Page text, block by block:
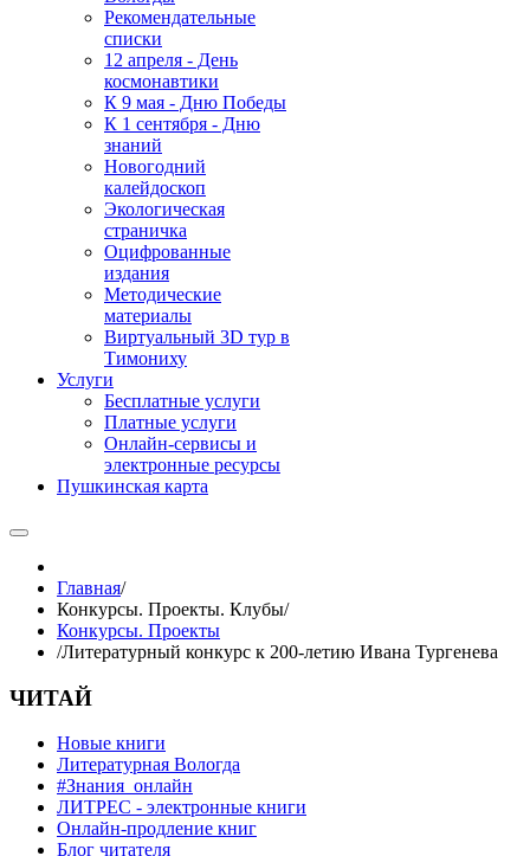
Рекомендательные
списки
12 апреля - День
космонавтики
К 9 мая - Дню Победы
К 1 сентября - Дню
знаний
Новогодний
калейдоскоп
Экологическая
страничка
Оцифрованные
издания
Методические
материалы
Виртуальный 3D тур в
Тимониху
Услуги
Бесплатные услуги
Платные услуги
Онлайн-сервисы и
электронные ресурсы
Пушкинская карта
Главная/
Конкурсы. Проекты. Клубы/
Конкурсы. Проекты
/Литературный конкурс к 200-летию Ивана Тургенева
ЧИТАЙ
Новые книги
Литературная Вологда
#Знания_онлайн
ЛИТРЕС - электронные книги
Онлайн-продление книг
Блог читателя